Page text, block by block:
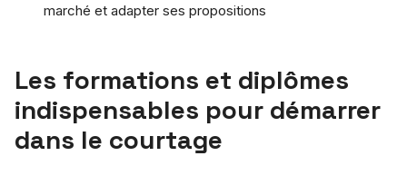
marché et adapter ses propositions
Les formations et diplômes
indispensables pour démarrer
dans le courtage